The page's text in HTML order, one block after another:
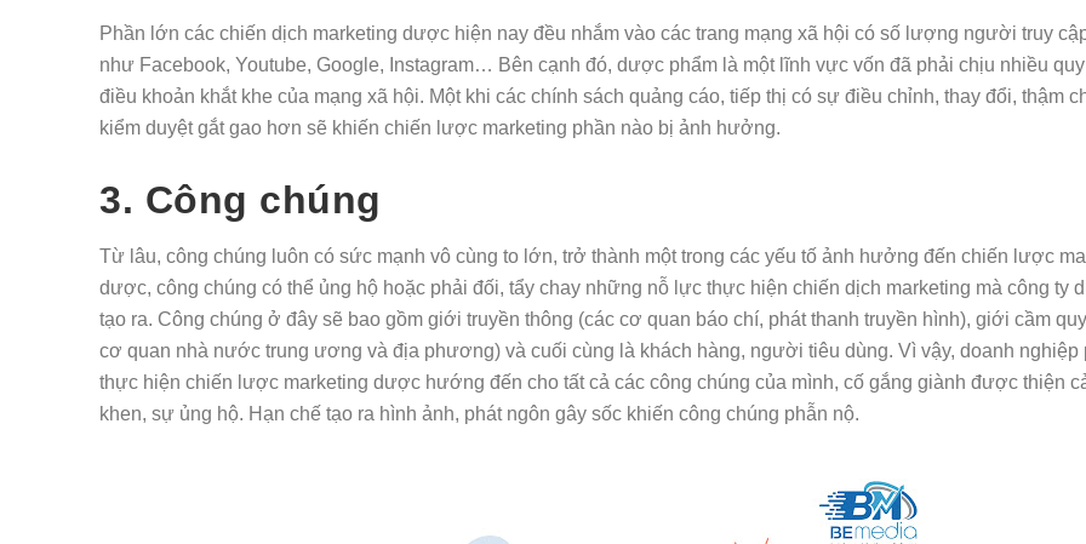
Phần lớn các chiến dịch marketing dược hiện nay đều nhắm vào các trang mạng xã hội có số lượng người truy
như Facebook, Youtube, Google, Instagram… Bên cạnh đó, dược phẩm là một lĩnh vực vốn đã phải chịu nhiều
điều khoản khắt khe của mạng xã hội. Một khi các chính sách quảng cáo, tiếp thị có sự điều chỉnh, thay đổi, thậm
kiểm duyệt gắt gao hơn sẽ khiến chiến lược marketing phần nào bị ảnh hưởng.
3. Công chúng
Từ lâu, công chúng luôn có sức mạnh vô cùng to lớn, trở thành một trong các yếu tố ảnh hưởng đến chiến lược
dược, công chúng có thể ủng hộ hoặc phải đối, tẩy chay những nỗ lực thực hiện chiến dịch marketing mà công ty
tạo ra. Công chúng ở đây sẽ bao gồm giới truyền thông (các cơ quan báo chí, phát thanh truyền hình), giới cầm
cơ quan nhà nước trung ương và địa phương) và cuối cùng là khách hàng, người tiêu dùng. Vì vậy, doanh nghiệp
thực hiện chiến lược marketing dược hướng đến cho tất cả các công chúng của mình, cố gắng giành được thiện
khen, sự ủng hộ. Hạn chế tạo ra hình ảnh, phát ngôn gây sốc khiến công chúng phẫn nộ.